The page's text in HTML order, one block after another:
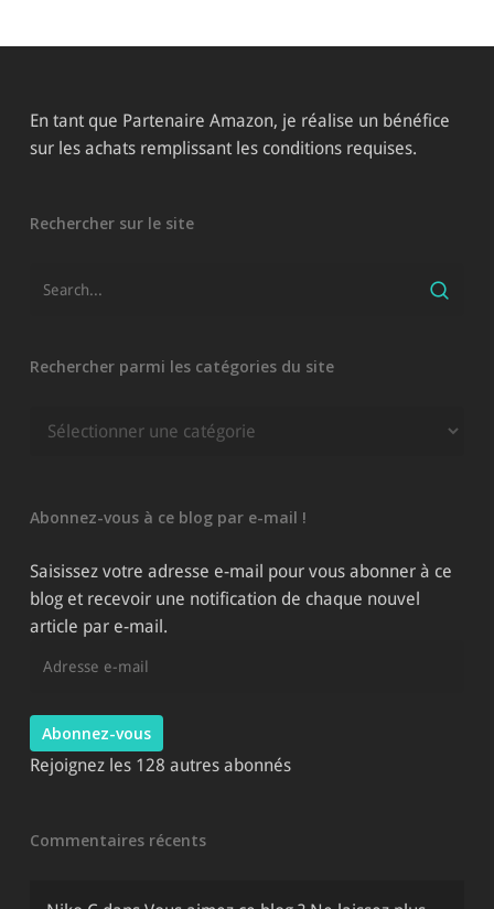
En tant que Partenaire Amazon, je réalise un bénéfice
sur les achats remplissant les conditions requises.
Rechercher sur le site
Rechercher parmi les catégories du site
Rechercher
du
Abonnez-vous à ce blog par e-mail !
Saisissez votre adresse e-mail pour vous abonner à ce
blog et recevoir une notification de chaque nouvel
article par e-mail.
Abonnez-vous
Rejoignez les 128 autres abonnés
Commentaires récents